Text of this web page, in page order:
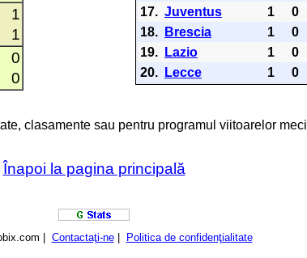
1
1
0
0
17. Juventus 1 0
18.
Brescia 1 0
19.
Lazio 1 0
20.
Lecce 1 0
clasamente sau pentru programul viitoarelor
Înapoi la pagina principală
| Contactaţi-ne| Politica de confidenţialitate